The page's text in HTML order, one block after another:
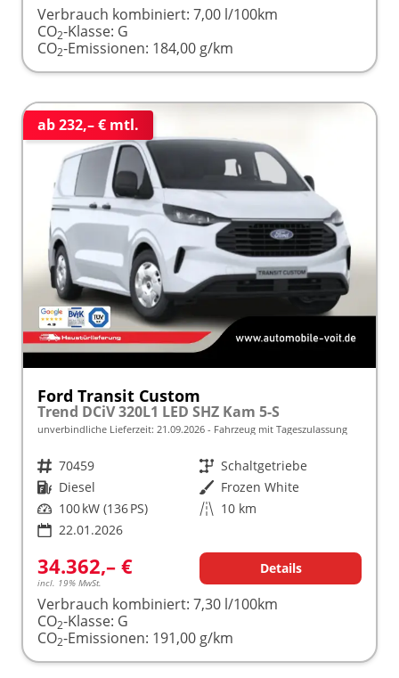
Verbrauch kombiniert: 7,00 l/100km
CO2-Klasse: G
CO2-Emissionen: 184,00 g/km
ab 232,– € mtl.
Ford Transit Custom
Trend DCiV 320L1 LED SHZ Kam 5-S
unverbindliche Lieferzeit: 21.09.2026 Fahrzeug mit Tageszulassung
Fahrzeugnr. 70459 Getriebe Schaltgetriebe
Kraftstoff Diesel Außenfarbe Frozen White
Leistung 100 kW (136 PS) Kilometerstand 10 km
22.01.2026
34.362,– €
incl. 19% MwSt.
Details
Verbrauch kombiniert: 7,30 l/100km
CO2-Klasse: G
CO2-Emissionen: 191,00 g/km